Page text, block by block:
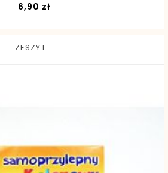
6,90 złCena
ZESZYT...